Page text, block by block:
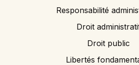
Responsabilité
Droit
Droit public
Libertés